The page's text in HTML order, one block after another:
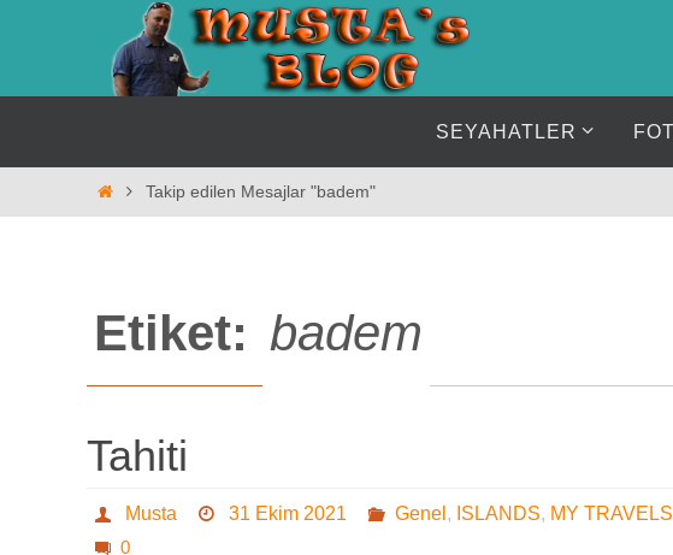
SEYAHATLER
HomeTakip edilen Mesajlar "badem"
Etiket: badem
Tahiti
Musta 31 Ekim 2021 Genel , ISLANDS, MY TRAVELS
0